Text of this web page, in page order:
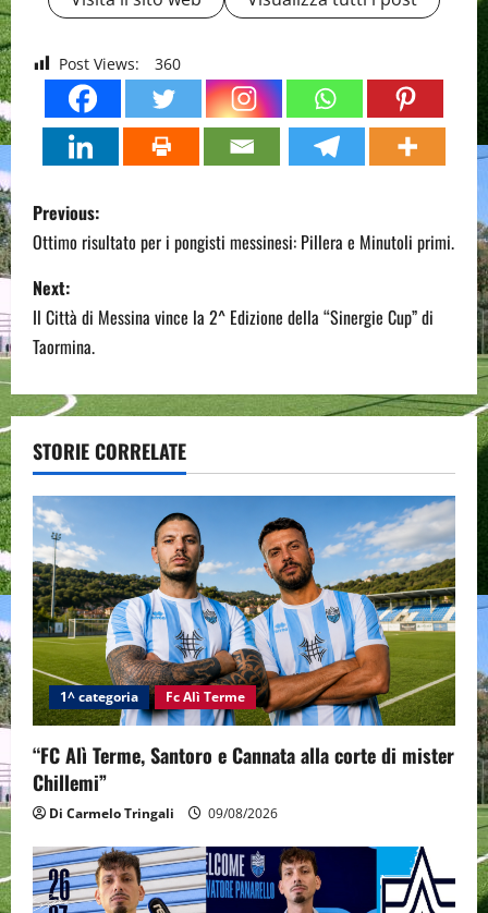
Post Views: 360
P
o
s
t
n
a
v
i
g
a
t
i
o
n
Previous:
Ottimo risultato per i pongisti messinesi: Pillera e Minutoli primi.
Next:
Il Città di Messina vince la 2^ Edizione della “Sinergie Cup” di
Taormina.
STORIE CORRELATE
1^ categoria Fc Alì Terme
“FC Alì Terme, Santoro e Cannata alla corte di mister
Chillemi”
Di Carmelo Tringali 09/08/2026